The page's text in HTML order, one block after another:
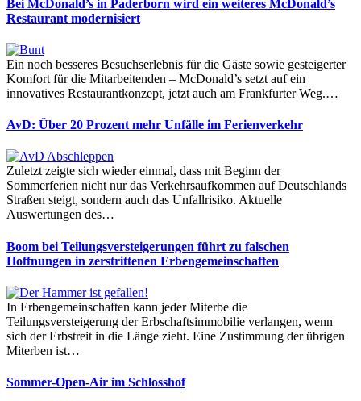
Bei McDonald’s in Paderborn wird ein weiteres McDonald’s
Restaurant modernisiert
Ein noch besseres Besuchserlebnis für die Gäste sowie gesteigerter
Komfort für die Mitarbeitenden – McDonald’s setzt auf ein
innovatives Restaurantkonzept, jetzt auch am Frankfurter Weg.…
AvD: Über 20 Prozent mehr Unfälle im Ferienverkehr
Zuletzt zeigte sich wieder einmal, dass mit Beginn der
Sommerferien nicht nur das Verkehrsaufkommen auf Deutschlands
Straßen steigt, sondern auch das Unfallrisiko. Aktuelle
Auswertungen des…
Boom bei Teilungsversteigerungen führt zu falschen
Hoffnungen in zerstrittenen Erbengemeinschaften
In Erbengemeinschaften kann jeder Miterbe die
Teilungsversteigerung der Erbschaftsimmobilie verlangen, wenn
sich der Erbstreit in die Länge zieht. Eine Zustimmung der übrigen
Miterben ist…
Sommer-Open-Air im Schlosshof